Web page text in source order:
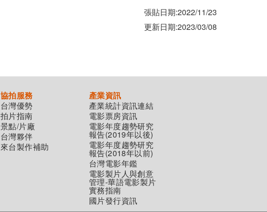
張貼日期:2022/11/23
更新日期:2023/03/08
協拍服務
台灣優勢
拍片指南
景點/片廠
台灣夥伴
來台製作補助
產業資訊
產業統計資訊連結
電影票房資訊
電影年度趨勢研究
報告(2019年以後)
電影年度趨勢研究
報告(2018年以前)
台灣電影年鑑
電影製片人與創意
管理-華語電影製片
實務指南
國片發行資訊